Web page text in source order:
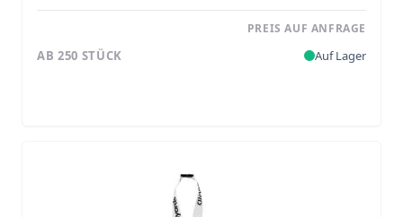
PREIS AUF ANFRAGE
AB 250 STÜCK Auf Lager